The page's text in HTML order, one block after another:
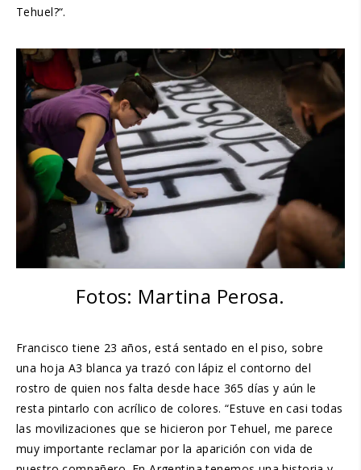
Tehuel?“.
Fotos: Martina Perosa.
Francisco tiene 23 años, está sentado en el piso, sobre
una hoja A3 blanca ya trazó con lápiz el contorno del
rostro de quien nos falta desde hace 365 días y aún le
resta pintarlo con acrílico de colores. “Estuve en casi todas
las movilizaciones que se hicieron por Tehuel, me parece
muy importante reclamar por la aparición con vida de